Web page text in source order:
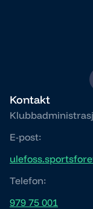
Kontakt
E-post:
Telefon:
979 75 001